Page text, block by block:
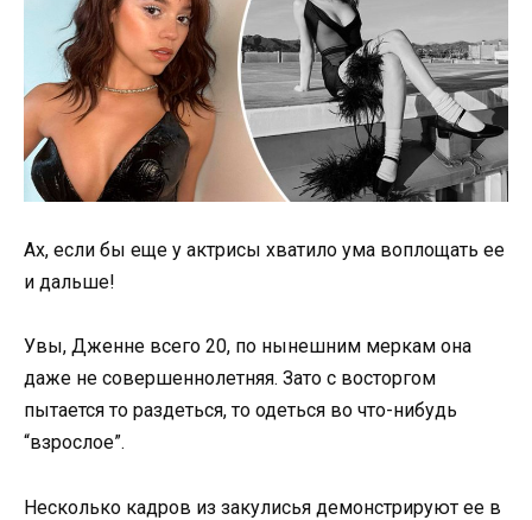
Ах, если бы еще у актрисы хватило ума воплощать ее
и дальше!
Увы, Дженне всего 20, по нынешним меркам она
даже не совершеннолетняя. Зато с восторгом
пытается то раздеться, то одеться во что-нибудь
“взрослое”.
Несколько кадров из закулисья демонстрируют ее в